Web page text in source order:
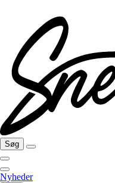
Søg
Nyheder